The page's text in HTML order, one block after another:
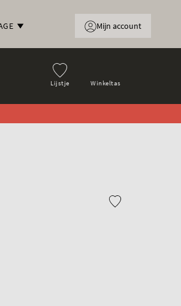
Lijstje Winkeltas
Mijn account